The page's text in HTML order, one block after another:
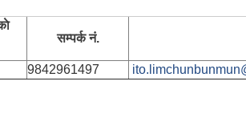
सम्पर्क नं.
9842961497